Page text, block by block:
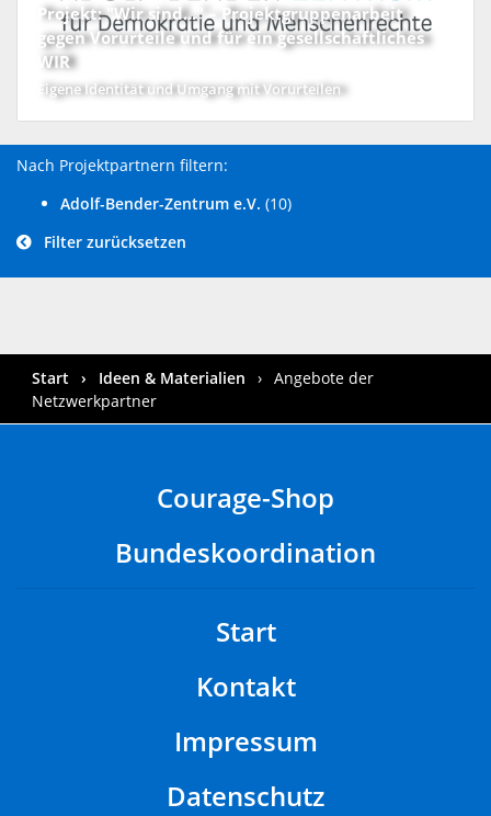
Projekt: "Wir sind..." – Projektgruppenarbeit
gegen Vorurteile und für ein gesellschaftliches
WIR
Eigene Identität und Umgang mit Vorurteilen
Nach Projektpartnern filtern:
Adolf-Bender-Zentrum e.V. (10)
Filter zurücksetzen
Start Ideen & Materialien
Angebote der
Netzwerkpartner
Courage-Shop
Bundeskoordination
Start
Kontakt
Impressum
Datenschutz